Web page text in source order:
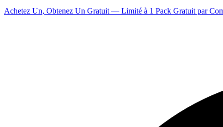
Achetez Un, Obtenez Un Gratuit — Limité à 1 Pack Gratuit par